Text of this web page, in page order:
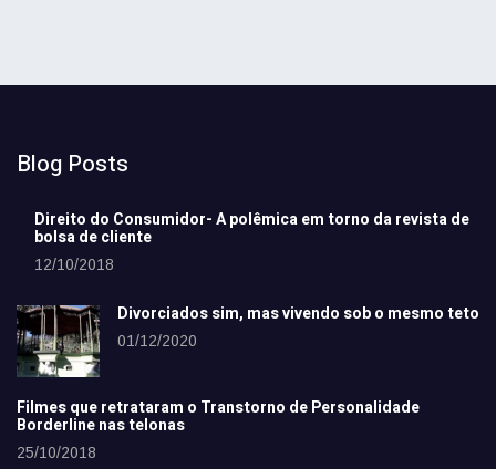
Blog Posts
Direito do Consumidor- A polêmica em torno da revista de
bolsa de cliente
12/10/2018
Divorciados sim, mas vivendo sob o mesmo teto
01/12/2020
Filmes que retrataram o Transtorno de Personalidade
Borderline nas telonas
25/10/2018